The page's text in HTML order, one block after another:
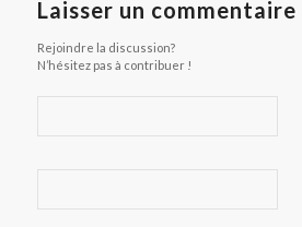
Laisser un commentaire
Rejoindre la discussion?
N’hésitez pas à contribuer !